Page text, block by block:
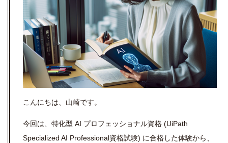
こんにちは、山崎です。
今回は、 特化型 AI プロフェッショナル資格 (UiPath
Specialized AI Professional資格試験) に合格した体験から、